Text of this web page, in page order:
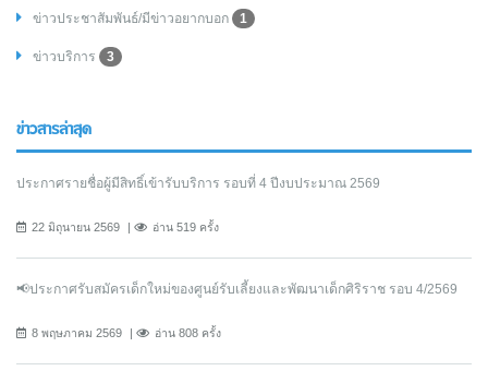
ข่าวประชาสัมพันธ์/มีข่าวอยากบอก 1
ข่าวบริการ 3
ข่าวสารล่าสุด
ประกาศรายชื่อผู้มีสิทธิ์เข้ารับบริการ รอบที่ 4 ปีงบประมาณ 2569
22 มิถุนายน 2569 อ่าน 519 ครั้ง
📢ประกาศรับสมัครเด็กใหม่ของศูนย์รับเลี้ยงและพัฒนาเด็กศิริราช รอบ 4/2569
8 พฤษภาคม 2569 อ่าน 808 ครั้ง